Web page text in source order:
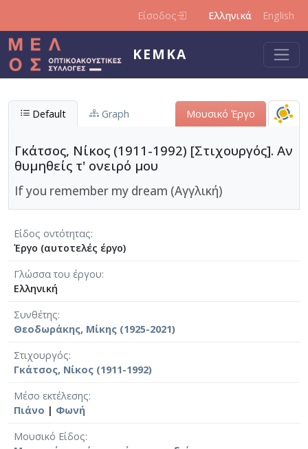
Είσοδος Ελληνικά English
ΚΕΜΚΑ
Default Graph Μουσικό Έργο
Γκάτσος, Νίκος (1911-1992) [Στιχουργός]. Αν
θυμηθείς τ' ονειρό μου
If you remember my dream (Αγγλική)
Είδος οντότητας
Έργο (αυτοτελές έργο)
Γλώσσα του έργου
Ελληνική
Συνθέτης
Θεοδωράκης, Μίκης (1925-2021)
Στιχουργός
Γκάτσος, Νίκος (1911-1992)
Μέσο εκτέλεσης
Πιάνο | Φωνή
Μουσικό Είδος